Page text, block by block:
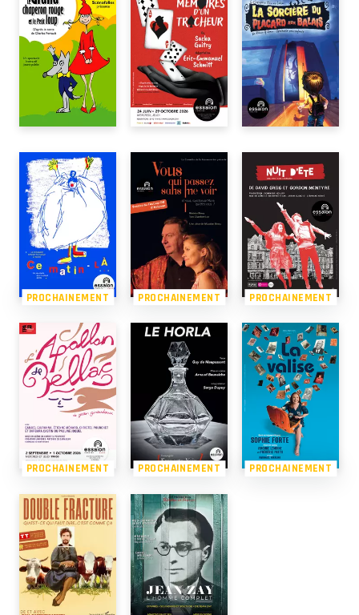
PROCHAINEMENT PROCHAINEMENT PROCHAINEMENT
PROCHAINEMENT PROCHAINEMENT PROCHAINEMENT